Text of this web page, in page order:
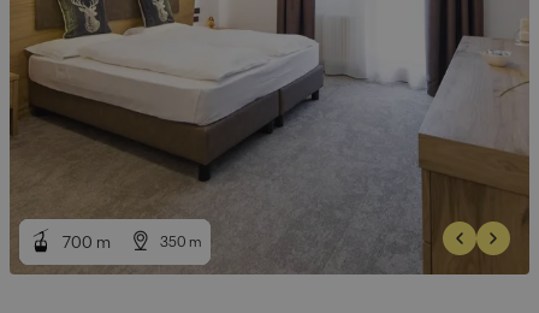
700 m 350 m
700 m 350 m